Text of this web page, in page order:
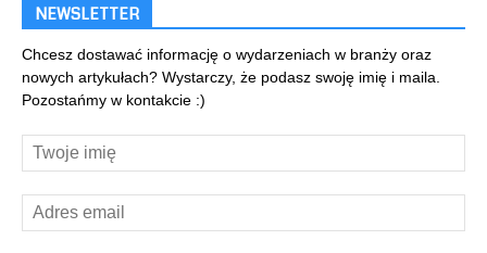
NEWSLETTER
Chcesz dostawać informację o wydarzeniach w branży oraz
nowych artykułach? Wystarczy, że podasz swoję imię i maila.
Pozostańmy w kontakcie :)